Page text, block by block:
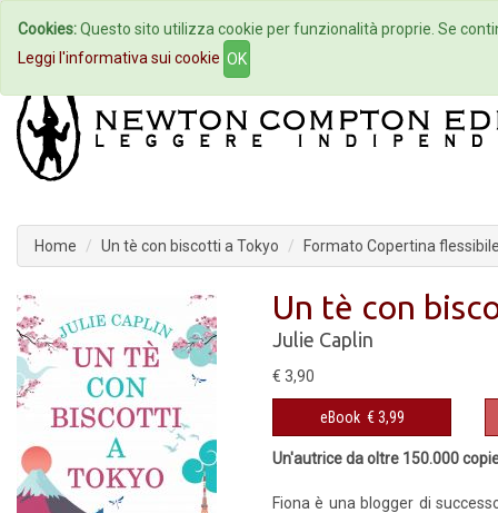
Home Autori Eventi
Home Un tè con biscotti a Tokyo Formato Copertina
Un tè con
Julie Caplin
€ 3,90
eBook € 3,99
Un'autrice da oltre 150.000
Fiona è una blogger di
Cookies:Questo sito utilizza cookie per funzionalità proprie. Se
Leggi l'informativa sui cookie OK